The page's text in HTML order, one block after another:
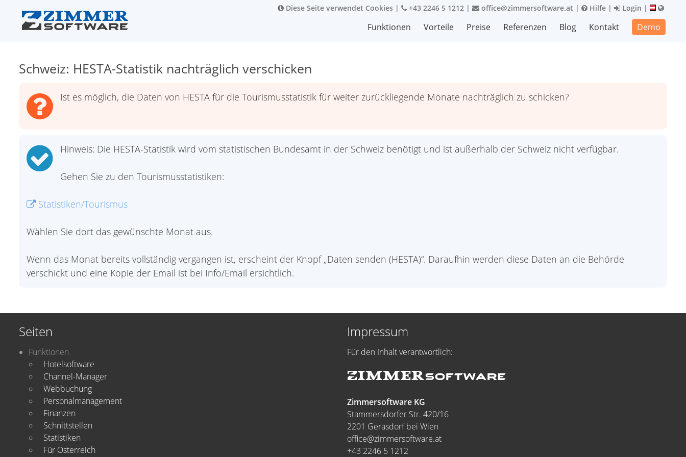
Diese Seite verwendet Cookies | +43 2246 5 1212 | office@zimmersoftware.at | Hilfe | Login |
Funktionen Vorteile Preise Referenzen Blog Kontakt Demo
Schweiz: HESTA-Statistik nachträglich verschicken
Ist es möglich, die Daten von HESTA für die Tourismusstatistik für weiter zurückliegende Monate nachträglich zu schicken?
Hinweis: Die HESTA-Statistik wird vom statistischen Bundesamt in der Schweiz benötigt und ist außerhalb der Schweiz nicht verfügbar.
Gehen Sie zu den Tourismusstatistiken:
Statistiken/Tourismus
Wählen Sie dort das gewünschte Monat aus.
Wenn das Monat bereits vollständig vergangen ist, erscheint der Knopf „Daten senden (HESTA)“. Daraufhin werden diese Daten an die Behörde
verschickt und eine Kopie der Email ist bei Info/Email ersichtlich.
Seiten
Funktionen
Hotelsoftware
Channel-Manager
Webbuchung
Personalmanagement
Finanzen
Schnittstellen
Statistiken
Für Österreich
Impressum
Für den Inhalt verantwortlich:
Zimmersoftware KG
Stammersdorfer Str. 420/16
2201 Gerasdorf bei Wien
office@zimmersoftware.at
+43 2246 5 1212